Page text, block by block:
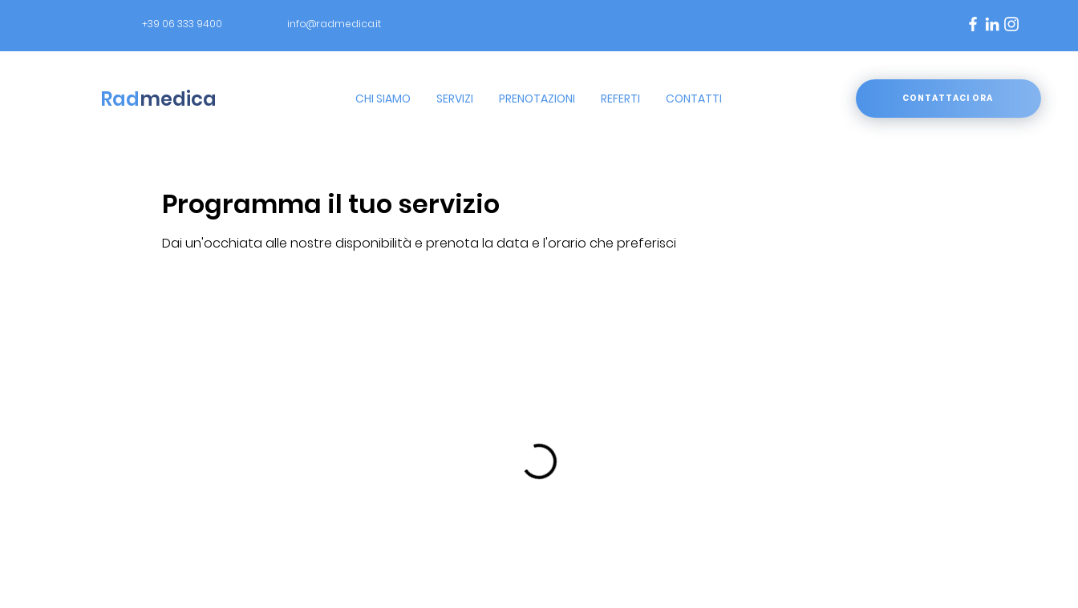
+39 06 333 9400 info@radmedica.it
Radmedica CHI SIAMO SERVIZI PRENOTAZIONI REFERTI CONTATTI CONTATTACI ORA
Programma il tuo servizio
Dai un'occhiata alle nostre disponibilità e prenota la data e l'orario che preferisci